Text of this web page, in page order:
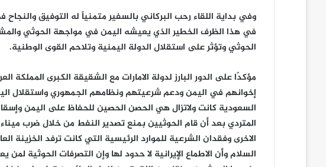
وفي بداية اللقاء رحب البركاني بالسفير متمنياً له التوفيق
في هذا الظرف الخطير الذي يعيشه اليمن في مواجهة الحوثي
الحوثي وتؤثر على استقلال الدولة اليمنية وتلاحم القوى الوطنية.
مؤكدًا على الدور البارز لدولة الامارات مع الشقيقة الكبرى
إخوانهم في اليمن ودعم شرعيتهم ونظامهم الجمهوري واستقلال
السعودية كانت ولاتزال هي الحصن الحصين للحفاظ على اليمن وإسقاط
المتردي بعد أن قام الحوثيين بمنع تصدير النفط من خلال ضرب
الاخرى وفقدان الشرعية للموارد الرئيسية التي كانت ترفد الخزينة
السلام وأن الاطماع الإيرانية لا حدود لها وإن التصرفات الحوثية